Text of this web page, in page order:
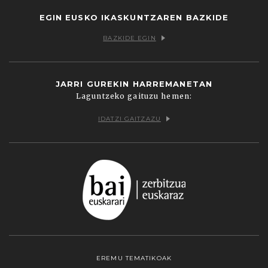
EGIN EUSKO IKASKUNTZAREN BAZKIDE
BAZKIDE EGIN
JARRI GUREKIN HARREMANETAN
Laguntzeko gaituzu hemen:
IDATZI GAITZAZU
EREMU TEMATIKOAK